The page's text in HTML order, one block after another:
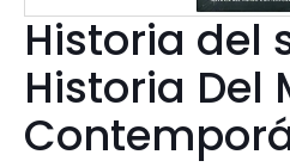
Historia del
Historia Del